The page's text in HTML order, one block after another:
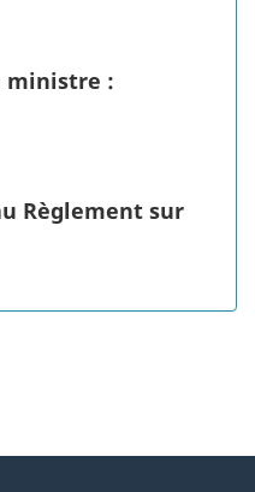
ministre :
Règlement sur